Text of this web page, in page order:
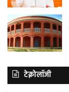
टेक्नोलॉजी